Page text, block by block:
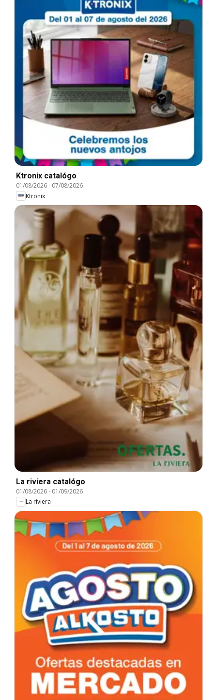
Ktronix catalógo
01/08/2026- 07/08/2026
Ktronix
La riviera catalógo
01/08/2026- 01/09/2026
La riviera